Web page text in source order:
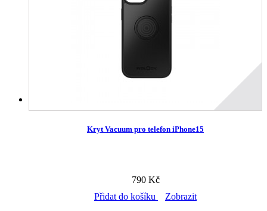
Kryt Vacuum pro telefon iPhone15
790 Kč
Přidat do košíku
Zobrazit